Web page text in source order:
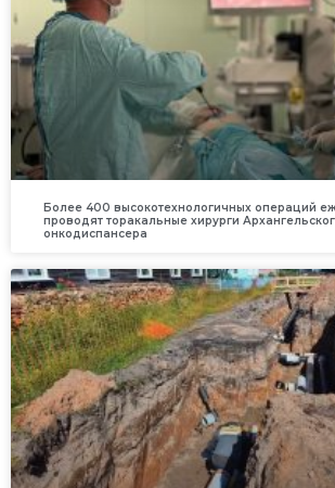
Более 400 высокотехнологичных операций
проводят торакальные хирурги
онкодиспансера